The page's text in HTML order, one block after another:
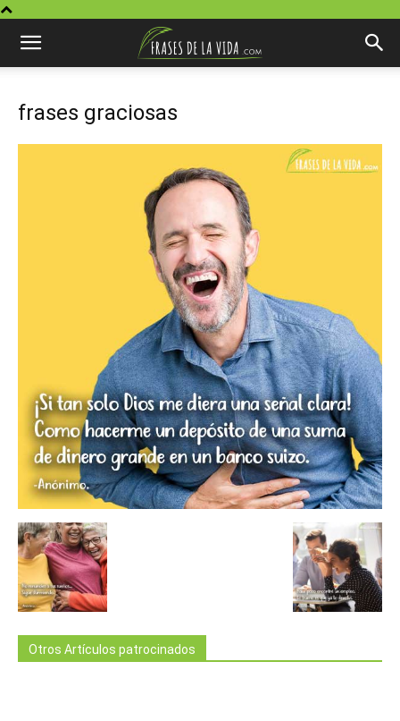
frases graciosas
Otros Artículos patrocinados